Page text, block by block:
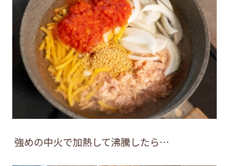
強めの中火で加熱して沸騰したら…